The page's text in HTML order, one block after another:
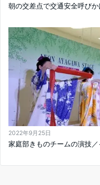
朝の交差点で交通安全呼びか
2022年9月25日
家庭部きものチームの演技